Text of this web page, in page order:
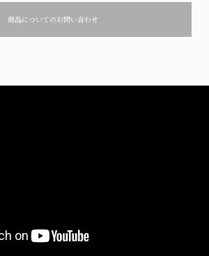
商品についてのお問い合わせ